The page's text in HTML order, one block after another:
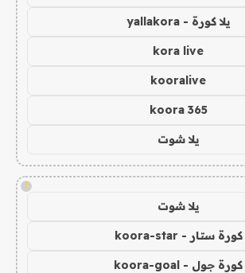
يلا كورة - yallakora
kora live
kooralive
koora 365
يلا شوت
!
يلا شوت
كورة ستار - koora-star
كورة جول - koora-goal